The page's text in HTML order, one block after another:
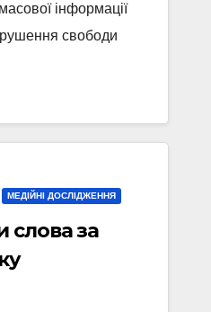
інформації
свободи
МЕДІЙНІ ДОСЛІДЖЕННЯ
слова за